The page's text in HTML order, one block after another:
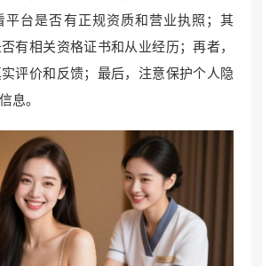
平台是否有正规资质和营业执照；其
有相关资格证书和从业经历；再者，
评价和反馈；最后，注意保护个人隐
息。